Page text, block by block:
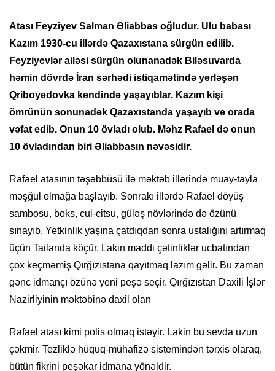
Atası Feyziyev Salman Əliabbas oğludur. Ulu babası
Kazım 1930-cu illərdə Qazaxıstana sürgün edilib.
Feyziyevlər ailəsi sürgün olunanadək Biləsuvarda
həmin dövrdə İran sərhədi istiqamətində yerləşən
Qriboyedovka kəndində yaşayıblar. Kazım kişi
ömrünün sonunadək Qazaxıstanda yaşayıb və orada
vəfat edib. Onun 10 övladı olub. Məhz Rafael də onun
10 övladından biri Əliabbasın nəvəsidir.
Rafael atasının təşəbbüsü ilə məktəb illərində muay-tayla
məşğul olmağa başlayıb. Sonrakı illərdə Rafael döyüş
sambosu, boks, cui-citsu, güləş növlərində də özünü
sınayıb. Yetkinlik yaşına çatdıqdan sonra ustalığını artırmaq
üçün Tailanda köçür. Lakin maddi çətinliklər ucbatından
çox keçməmiş Qırğızıstana qayıtmaq lazım gəlir. Bu zaman
gənc idmançı özünə yeni peşə seçir. Qırğızıstan Daxili İşlər
Nazirliyinin məktəbinə daxil olan
Rafael atası kimi polis olmaq istəyir. Lakin bu sevda uzun
çəkmir. Tezliklə hüquq-mühafizə sistemindən tərxis olaraq,
bütün fikrini peşəkar idmana yönəldir.